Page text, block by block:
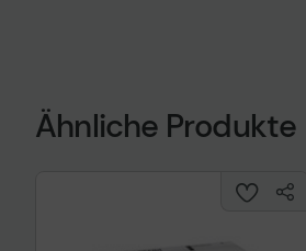
Ähnliche Produkte